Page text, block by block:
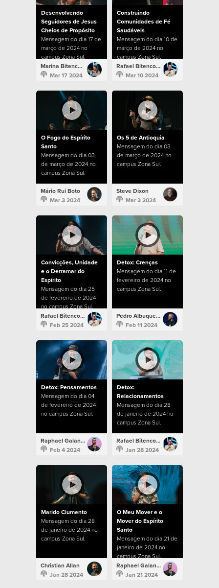
Desenvolvendo
Seguidores de Jesus
Cheios de Propósito
Mensagem do dia 17 de
março de 2024 no
campus Zona Sul.
Marina Bitencourt
Mar 17 2024
Construindo
Comunidades de Fé
Saudáveis
Mensagem do dia 10 de
março de 2024 no
campus Zona Sul.
Rafael Bitencourt
Mar 10 2024
O Fogo do Espírito
Santo
Mensagem do dia 03
de março de 2024 no
campus Zona Sul.
Mário Rui Boto
Mar 3 2024
Os 5 de Antioquia
Mensagem do dia 03
de março de 2024 no
campus Zona Sul.
Steve Dixon
Mar 3 2024
Convicções, Unidade
e o Derramar do
Espírito
Mensagem do dia 25
de fevereiro de 2024
no campus Zona Sul.
Rafael Bitencourt
Feb 25 2024
Detox: Crenças
Mensagem do dia 11 de
fevereiro de 2024 no
campus Zona Sul.
Pedro Albuquerque
Feb 11 2024
Detox: Pensamentos
Mensagem do dia 04
de fevereiro de 2024
no campus Zona Sul.
Raphael Galante
Feb 4 2024
Detox:
Relacionamentos
Mensagem do dia 28
de janeiro de 2024 no
campus Zona Sul.
Rafael Bitencourt
Jan 28 2024
Marido Ciumento
Mensagem do dia 28
de janeiro de 2024 no
campus Zona Sul.
Christian Allan
Jan 28 2024
O Meu Mover e o
Mover do Espírito
Santo
Mensagem do dia 21 de
janeiro de 2024 no
campus Zona Sul.
Raphael Galante
Jan 21 2024